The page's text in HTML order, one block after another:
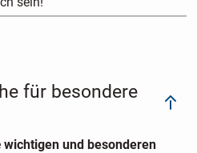
für besondere
wichtigen und besonderen